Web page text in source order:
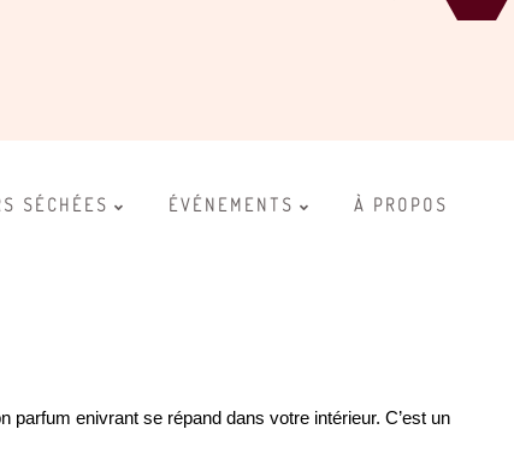
SÉCHÉES ÉVÉNEMENTS À PROPOS
parfum enivrant se répand dans votre intérieur. C’est un